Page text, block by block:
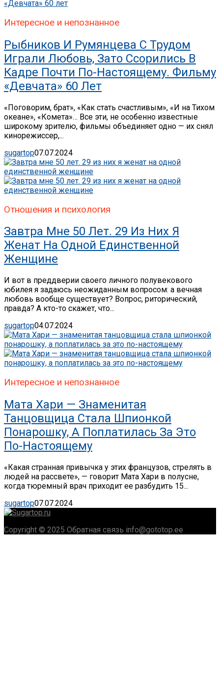
Интересное и непознанное
Рыбников И Румянцева С Трудом
Играли Любовь, Зато Ссорились В
Кадре Почти По-Настоящему. Фильму
«Девчата» 60 Лет
«Поговорим, брат», «Как стать счастливым», «И на Тихом
океане», «Комета»… Все эти, не особенно известные
широкому зрителю, фильмы объединяет одно — их снял
кинорежиссер,...
sugartop07.07.2024
Отношения и психология
Завтра Мне 50 Лет. 29 Из Них Я
Женат На Одной Единственной
Женщине
И вот в преддверии своего личного полувекового
юбилея я задаюсь неожиданным вопросом: а вечная
любовь вообще существует? Вопрос, риторический,
правда? А кто-то скажет, что...
sugartop04.07.2024
Интересное и непознанное
Мата Хари — Знаменитая
Танцовщица Стала Шпионкой
Понарошку, А Поплатилась За Это
По-Настоящему
«Какая странная привычка у этих французов, стрелять в
людей на рассвете», — говорит Мата Хари в полусне,
когда тюремный врач приходит ее разбудить 15...
sugartop07.07.2024
Copyright © 2025 Обратная связь info@gototop.ee